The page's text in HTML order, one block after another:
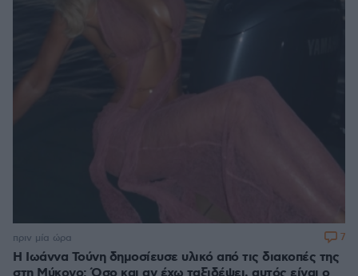
Η Ιωάννα Τούνη δημοσίευσε υλικό από τις διακοπές της
πριν μία ώρα 7